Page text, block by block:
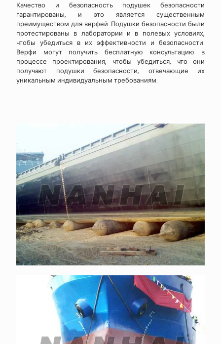
Качество и безопасность подушек безопасности
гарантированы, и это является существенным
преимуществом для верфей. Подушки безопасности были
протестированы в лаборатории и в полевых условиях,
чтобы убедиться в их эффективности и безопасности.
Верфи могут получить бесплатную консультацию в
процессе проектирования, чтобы убедиться, что они
получают подушки безопасности, отвечающие их
уникальным индивидуальным требованиям.